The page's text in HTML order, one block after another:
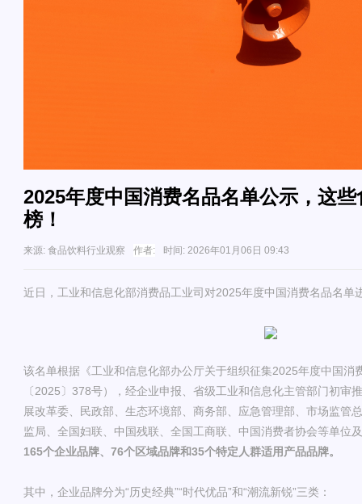
2025年度中国消费名品名单公示，这
榜！
来源: 食品饮料行业观察 作者: 时间: 2026年01月06日 09:43
近日，工业和信息化部消费品工业司对2025年度中国消费名品名单
该名单根据《工业和信息化部办公厅关于组织征集2025年度中国消
〔2025〕378号），经企业申报、省级工业和信息化主管部门初审
展改革委、民政部、生态环境部、商务部、应急管理部、市场监管
监局、全国妇联、中国残联、全国工商联、中国消费者协会等单位
165个企业品牌、76个区域品牌和35个特定人群适用产品品牌。
其中，企业品牌分为“历史经典”“时代优品”和“潮流新锐”三类：